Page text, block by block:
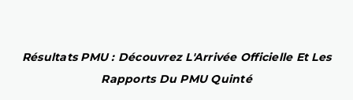
Résultats PMU : Découvrez L'Arrivée Officielle Et Les
Rapports Du PMU Quinté